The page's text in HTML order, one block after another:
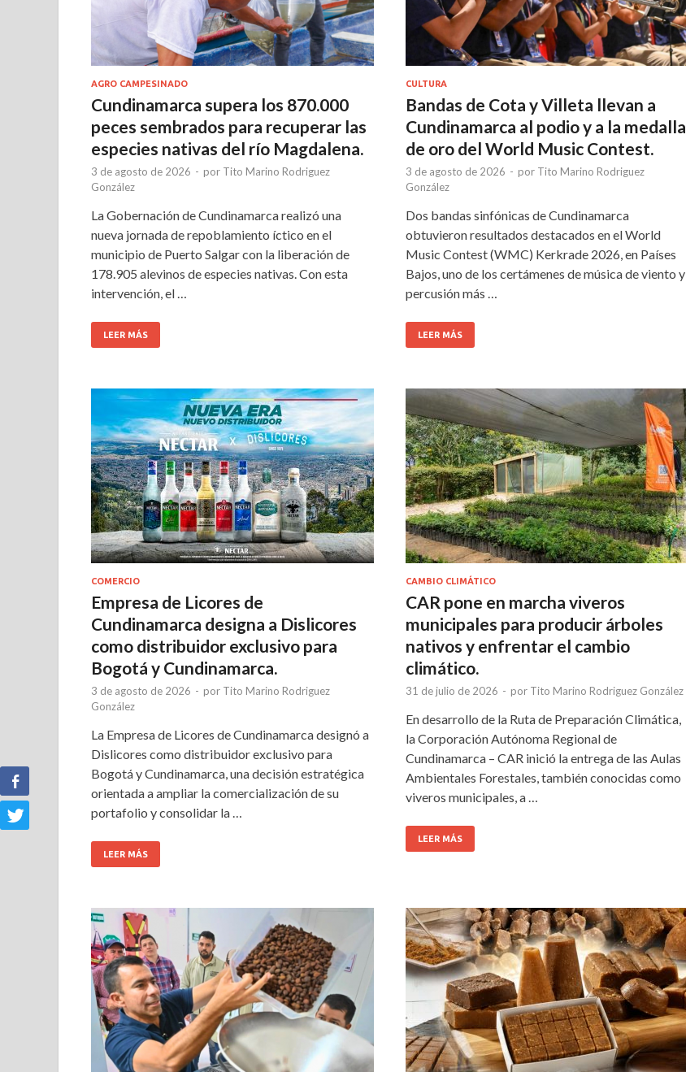
AGRO CAMPESINADO
Cundinamarca supera los 870.000
peces sembrados para recuperar las
especies nativas del río Magdalena.
3 de agosto de 2026 - por Tito Marino Rodriguez
González
La Gobernación de Cundinamarca realizó una
nueva jornada de repoblamiento íctico en el
municipio de Puerto Salgar con la liberación de
178.905 alevinos de especies nativas. Con esta
intervención, el …
LEER MÁS
CULTURA
Bandas de Cota y Villeta llevan a
Cundinamarca al podio y a la medalla
de oro del World Music Contest.
3 de agosto de 2026 - por Tito Marino Rodriguez
González
Dos bandas sinfónicas de Cundinamarca
obtuvieron resultados destacados en el World
Music Contest (WMC) Kerkrade 2026, en Países
Bajos, uno de los certámenes de música de viento y
percusión más …
LEER MÁS
COMERCIO
Empresa de Licores de
Cundinamarca designa a Dislicores
como distribuidor exclusivo para
Bogotá y Cundinamarca.
3 de agosto de 2026 - por Tito Marino Rodriguez
González
La Empresa de Licores de Cundinamarca designó a
Dislicores como distribuidor exclusivo para
Bogotá y Cundinamarca, una decisión estratégica
orientada a ampliar la comercialización de su
portafolio y consolidar la …
LEER MÁS
CAMBIO CLIMÁTICO
CAR pone en marcha viveros
municipales para producir árboles
nativos y enfrentar el cambio
climático.
31 de julio de 2026 - por Tito Marino Rodriguez González
En desarrollo de la Ruta de Preparación Climática,
la Corporación Autónoma Regional de
Cundinamarca – CAR inició la entrega de las Aulas
Ambientales Forestales, también conocidas como
viveros municipales, a …
LEER MÁS